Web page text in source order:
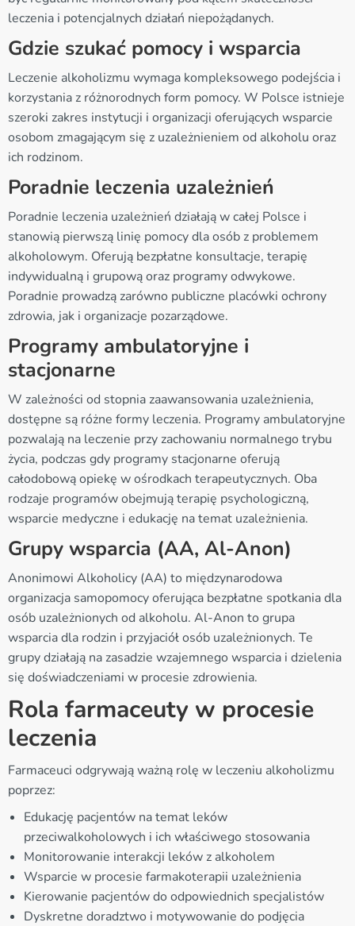
leczenia i potencjalnych działań niepożądanych.
Gdzie szukać pomocy i wsparcia
Leczenie alkoholizmu wymaga kompleksowego podejścia i
korzystania z różnorodnych form pomocy. W Polsce istnieje
szeroki zakres instytucji i organizacji oferujących wsparcie
osobom zmagającym się z uzależnieniem od alkoholu oraz
ich rodzinom.
Poradnie leczenia uzależnień
Poradnie leczenia uzależnień działają w całej Polsce i
stanowią pierwszą linię pomocy dla osób z problemem
alkoholowym. Oferują bezpłatne konsultacje, terapię
indywidualną i grupową oraz programy odwykowe.
Poradnie prowadzą zarówno publiczne placówki ochrony
zdrowia, jak i organizacje pozarządowe.
Programy ambulatoryjne i
stacjonarne
W zależności od stopnia zaawansowania uzależnienia,
dostępne są różne formy leczenia. Programy ambulatoryjne
pozwalają na leczenie przy zachowaniu normalnego trybu
życia, podczas gdy programy stacjonarne oferują
całodobową opiekę w ośrodkach terapeutycznych. Oba
rodzaje programów obejmują terapię psychologiczną,
wsparcie medyczne i edukację na temat uzależnienia.
Grupy wsparcia (AA, Al-Anon)
Anonimowi Alkoholicy (AA) to międzynarodowa
organizacja samopomocy oferująca bezpłatne spotkania dla
osób uzależnionych od alkoholu. Al-Anon to grupa
wsparcia dla rodzin i przyjaciół osób uzależnionych. Te
grupy działają na zasadzie wzajemnego wsparcia i dzielenia
się doświadczeniami w procesie zdrowienia.
Rola farmaceuty w procesie
leczenia
Farmaceuci odgrywają ważną rolę w leczeniu alkoholizmu
poprzez:
Edukację pacjentów na temat leków
przeciwalkoholowych i ich właściwego stosowania
Monitorowanie interakcji leków z alkoholem
Wsparcie w procesie farmakoterapii uzależnienia
Kierowanie pacjentów do odpowiednich specjalistów
Dyskretne doradztwo i motywowanie do podjęcia